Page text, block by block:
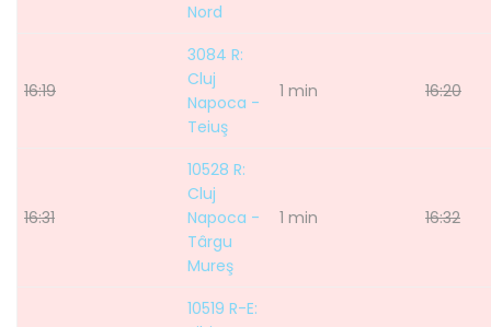
Nord
16:19
3084 R:
Cluj
Napoca -
Teiuş
1 min 16:20
16:31
10528 R:
Cluj
Napoca -
Târgu
Mureş
1 min 16:32
10519 R-E: